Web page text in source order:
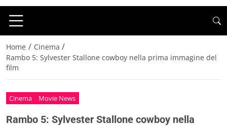
Home / Cinema /
Rambo 5: Sylvester Stallone cowboy nella prima immagine del
film
Cinema Movie News
Rambo 5: Sylvester Stallone cowboy nella